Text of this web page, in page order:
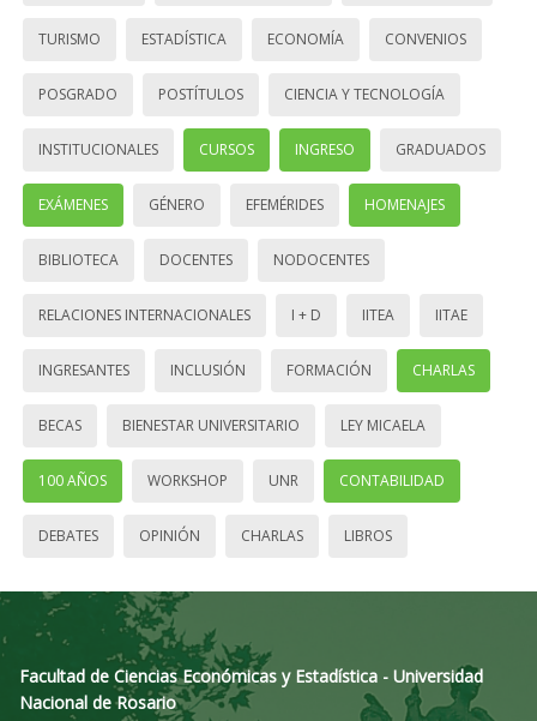
TURISMO ESTADÍSTICA ECONOMÍA CONVENIOS
POSGRADO POSTÍTULOS CIENCIA Y TECNOLOGÍA
INSTITUCIONALES CURSOS INGRESO GRADUADOS
EXÁMENES GÉNERO EFEMÉRIDES HOMENAJES
BIBLIOTECA DOCENTES NODOCENTES
RELACIONES INTERNACIONALES I + D IITEA IITAE
INGRESANTES INCLUSIÓN FORMACIÓN CHARLAS
BECAS BIENESTAR UNIVERSITARIO LEY MICAELA
100 AÑOS WORKSHOP UNR CONTABILIDAD
DEBATES OPINIÓN CHARLAS LIBROS
Facultad de Ciencias Económicas y Estadística - Universidad
Nacional de Rosario